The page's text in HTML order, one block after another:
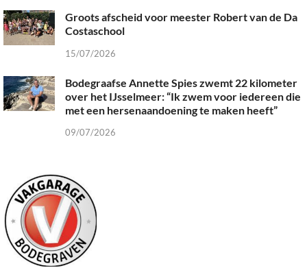
Groots afscheid voor meester Robert van de Da
Costaschool
15/07/2026
Bodegraafse Annette Spies zwemt 22 kilometer
over het IJsselmeer: “Ik zwem voor iedereen die
met een hersenaandoening te maken heeft”
09/07/2026